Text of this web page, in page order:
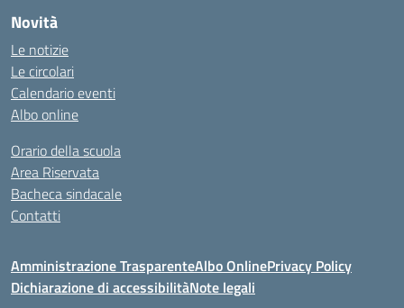
Novità
Le notizie
Le circolari
Calendario eventi
Albo online
Orario della scuola
Area Riservata
Bacheca sindacale
Contatti
Amministrazione TrasparenteAlbo OnlinePrivacy Policy
Dichiarazione di accessibilitàNote legali